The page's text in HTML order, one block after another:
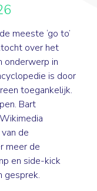
meeste ‘go to’
over het
onderwerp in
is door
toegankelijk.
Bart
de
meer de
en side-kick
gesprek.